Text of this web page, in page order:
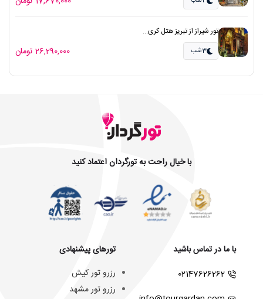
تور شیراز از تبریز هتل کری...
3شب 26,290,000 تومان
با خیال راحت به تورگردان اعتماد کنید
با ما در تماس باشید
02147626262
تورهای پیشنهادی
رزرو تور کیش
رزرو تور مشهد